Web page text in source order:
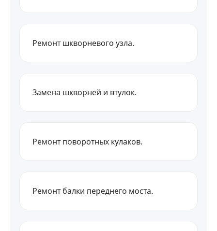
Ремонт шкворневого узла.
Замена шкворней и втулок.
Ремонт поворотных кулаков.
Ремонт балки переднего моста.